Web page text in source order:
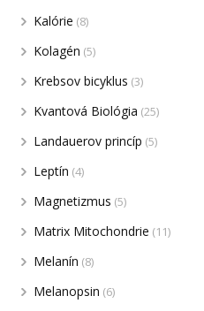
Kalórie (8)
Kolagén (5)
Krebsov bicyklus (3)
Kvantová Biológia (25)
Landauerov princíp (5)
Leptín (4)
Magnetizmus (5)
Matrix Mitochondrie (11)
Melanín (8)
Melanopsin (6)